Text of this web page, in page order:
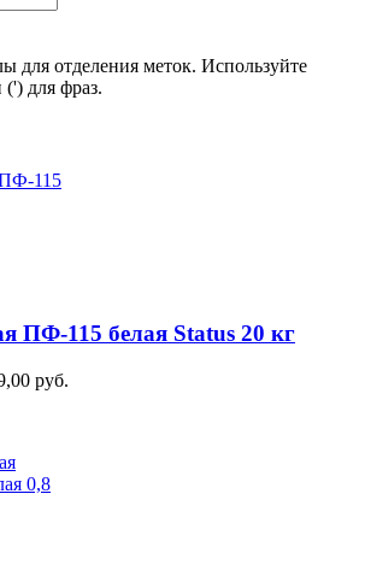
для отделения меток. Используйте
для фраз.
ПФ-115 белая Status 20 кг
руб.